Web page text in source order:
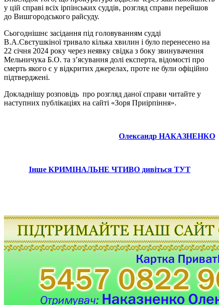
у цій справі всіх ірпінських суддів, розгляд справи перейшов
до Вишгородського райсуду.
Сьогоднішнє засідання під головуванням судді
В.А.Свєтушкіної тривало кілька хвилин і було перенесено на
22 січня 2024 року через неявку свідка з боку звинувачення
Мельничука Б.О. та з’ясування долі експерта, відомості про
смерть якого є у відкритих джерелах, проте не були офіційно
підтверджені.
Докладнішу розповідь про розгляд даної справи читайте у
наступних публікаціях на сайті «Зоря Приірпіння».
Олександр НАКАЗНЕНКО
Інше КРИМІНАЛЬНЕ ЧТИВО дивіться ТУТ